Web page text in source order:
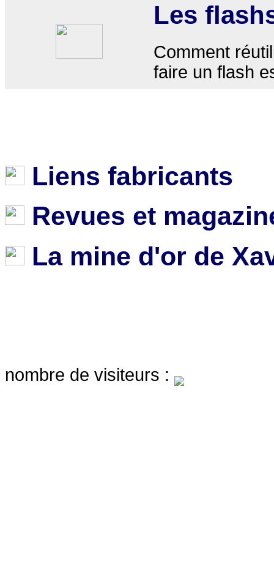
Les
Comment
faire un flash
Liens fabricants
Revues et
La mine d'or de
nombre de visiteurs :